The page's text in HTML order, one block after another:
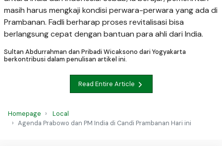
masih harus mengkaji kondisi perwara-perwara yang ada di
Prambanan. Fadli berharap proses revitalisasi bisa
berlangsung cepat dengan bantuan para ahli dari India.
Sultan Abdurrahman dan Pribadi Wicaksono dari Yogyakarta
berkontribusi dalam penulisan artikel ini.
Read Entire Article
Homepage
Local
Agenda Prabowo dan PM India di Candi Prambanan Hari ini